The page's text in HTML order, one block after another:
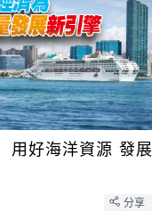
用好海洋資源 發展
分享